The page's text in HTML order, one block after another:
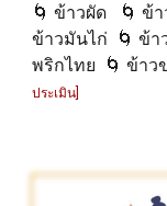
🌀 ข้าวผัด 🌀ข้า
ข้าวมันไก่
🌀 ข้
พริกไทย
🌀 ข้าว
ประเมิน]